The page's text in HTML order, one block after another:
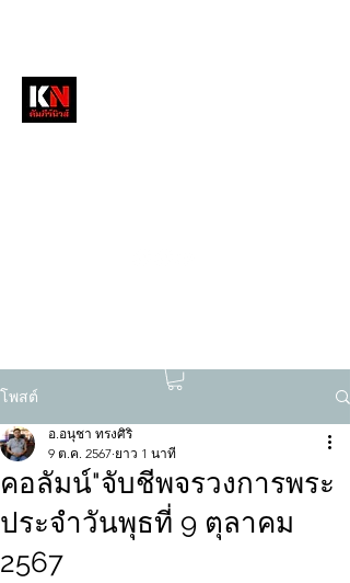
โพสต์
คอลัมน์"จับชีพจรวงการพระ
ประจำวันพุธที่ 9 ตุลาคม
2567
อ.อนุชา ทรงศิริ
9 ต.ค. 2567 ยาว 1 นาที